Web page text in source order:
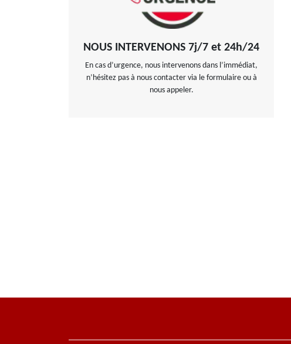
NOUS INTERVENONS 7j/7 et 24h/24
En cas d’urgence, nous intervenons dans l’immédiat,
n’hésitez pas à nous contacter via le formulaire ou à
nous appeler.